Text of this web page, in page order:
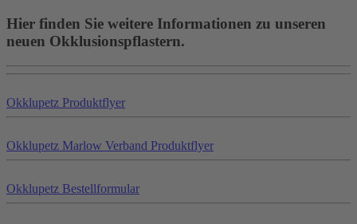
Hier finden Sie weitere Informationen zu unseren
neuen Okklusionspflastern.
Okklupetz Produktflyer
Okklupetz Marlow Verband Produktflyer
Okklupetz Bestellformular